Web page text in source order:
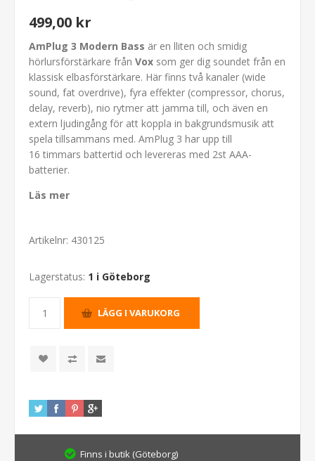
499,00 kr
AmPlug 3 Modern Bass är en lliten och smidig
hörlursförstärkare från Vox som ger dig soundet från en
klassisk elbasförstärkare. Här finns två kanaler (wide
sound, fat overdrive), fyra effekter (compressor, chorus,
delay, reverb), nio rytmer att jamma till, och även en
extern ljudingång för att koppla in bakgrundsmusik att
spela tillsammans med. AmPlug 3 har upp till
16 timmars battertid och levereras med 2st AAA-
batterier.
Läs mer
Artikelnr: 430125
Lagerstatus: 1 i Göteborg
Finns i butik (Göteborg)